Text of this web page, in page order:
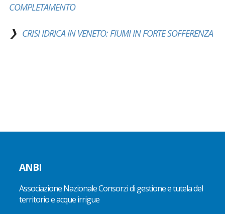
COMPLETAMENTO
CRISI IDRICA IN VENETO: FIUMI IN FORTE SOFFERENZA
ANBI
Associazione Nazionale Consorzi di gestione e tutela del
territorio e acque irrigue